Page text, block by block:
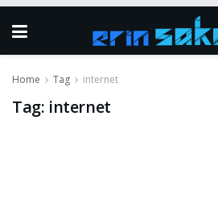
Home Tag internet
Tag: internet